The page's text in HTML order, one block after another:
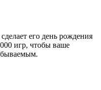
его день рождения
игр, чтобы ваше